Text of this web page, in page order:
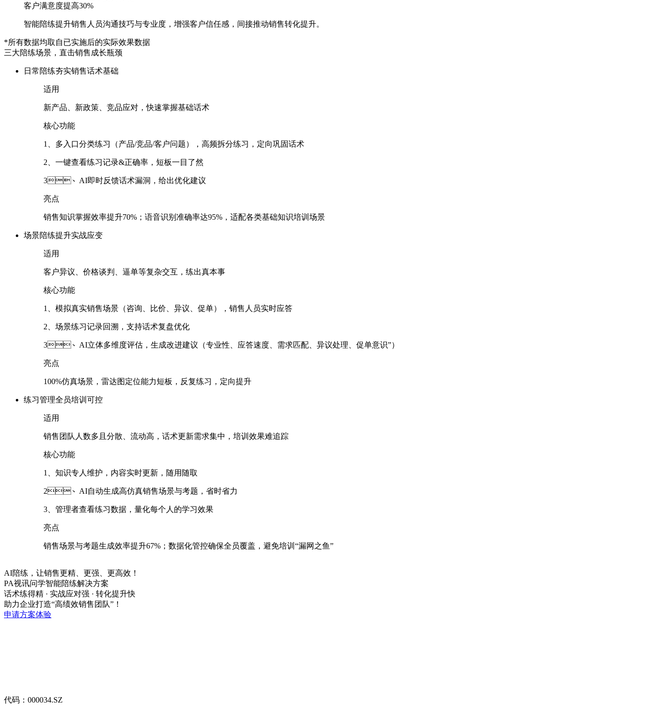
客户满意度提高30%
智能陪练提升销售人员沟通技巧与专业度，增强客户信任感，间接推动销售转化提升。
*所有数据均取自已实施后的实际效果数据
三大陪练场景，直击销售成长瓶颈
日常陪练夯实销售话术基础
适用
新产品、新政策、竞品应对，快速掌握基础话术
核心功能
1、多入口分类练习（产品/竞品/客户问题），高频拆分练习，定向巩固话术
2、一键查看练习记录&正确率，短板一目了然
3、AI即时反馈话术漏洞，给出优化建议
亮点
销售知识掌握效率提升70%；语音识别准确率达95%，适配各类基础知识培训场景
场景陪练提升实战应变
适用
客户异议、价格谈判、逼单等复杂交互，练出真本事
核心功能
1、模拟真实销售场景（咨询、比价、异议、促单），销售人员实时应答
2、场景练习记录回溯，支持话术复盘优化
3、AI立体多维度评估，生成改进建议（专业性、应答速度、需求匹配、异议处理、促单意识”）
亮点
100%仿真场景，雷达图定位能力短板，反复练习，定向提升
练习管理全员培训可控
适用
销售团队人数多且分散、流动高，话术更新需求集中，培训效果难追踪
核心功能
1、知识专人维护，内容实时更新，随用随取
2、AI自动生成高仿真销售场景与考题，省时省力
3、管理者查看练习数据，量化每个人的学习效果
亮点
销售场景与考题生成效率提升67%；数据化管控确保全员覆盖，避免培训“漏网之鱼”
AI陪练，让销售更精、更强、更高效！
PA视讯问学智能陪练解决方案
话术练得精 · 实战应对强 · 转化提升快
助力企业打造“高绩效销售团队”！
申请方案体验
代码：000034.SZ